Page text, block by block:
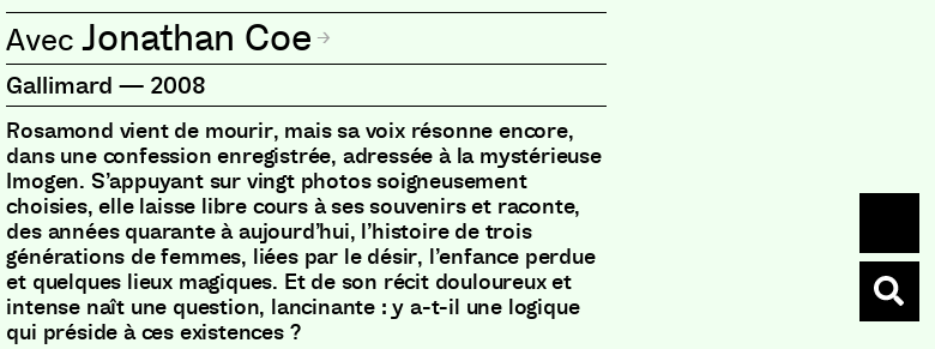
Jonathan Coe
Gallimard — 2008
Rosamond vient de mourir, mais sa voix résonne encore,
dans une confession enregistrée, adressée à la mystérieuse
Imogen. S’appuyant sur vingt photos soigneusement
choisies, elle laisse libre cours à ses souvenirs et raconte,
des années quarante à aujourd’hui, l’histoire de trois
générations de femmes, liées par le désir, l’enfance perdue
et quelques lieux magiques. Et de son récit douloureux et
intense naît une question, lancinante : y a-t-il une logique
qui préside à ces existences ?